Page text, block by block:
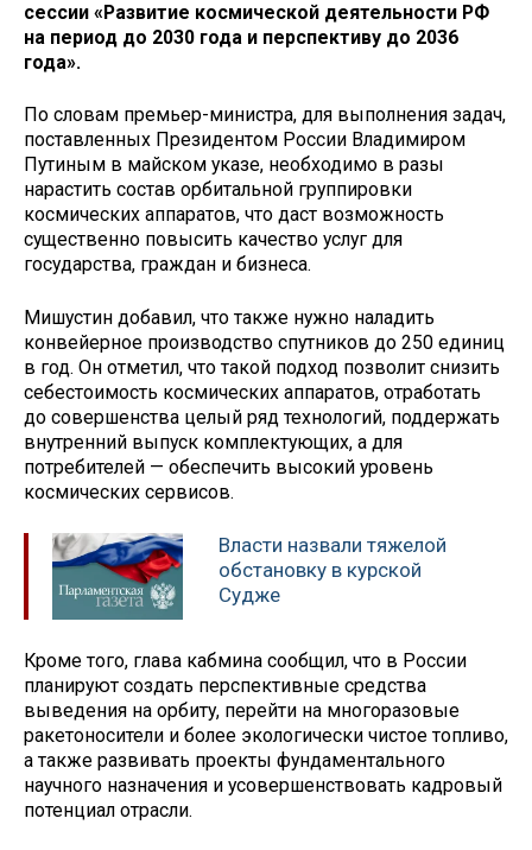
сессии «Развитие космической деятельности РФ
на период до 2030 года и перспективу до 2036
года».
По словам премьер-министра, для выполнения задач,
поставленных Президентом России Владимиром
Путиным в майском указе, необходимо в разы
нарастить состав орбитальной группировки
космических аппаратов, что даст возможность
существенно повысить качество услуг для
государства, граждан и бизнеса.
Мишустин добавил, что также нужно наладить
конвейерное производство спутников до 250 единиц
в год. Он отметил, что такой подход позволит снизить
себестоимость космических аппаратов, отработать
до совершенства целый ряд технологий, поддержать
внутренний выпуск комплектующих, а для
потребителей — обеспечить высокий уровень
космических сервисов.
Власти назвали тяжелой
обстановку в курской
Судже
Кроме того, глава кабмина сообщил, что в России
планируют создать перспективные средства
выведения на орбиту, перейти на многоразовые
ракетоносители и более экологически чистое топливо,
а также развивать проекты фундаментального
научного назначения и усовершенствовать кадровый
потенциал отрасли.